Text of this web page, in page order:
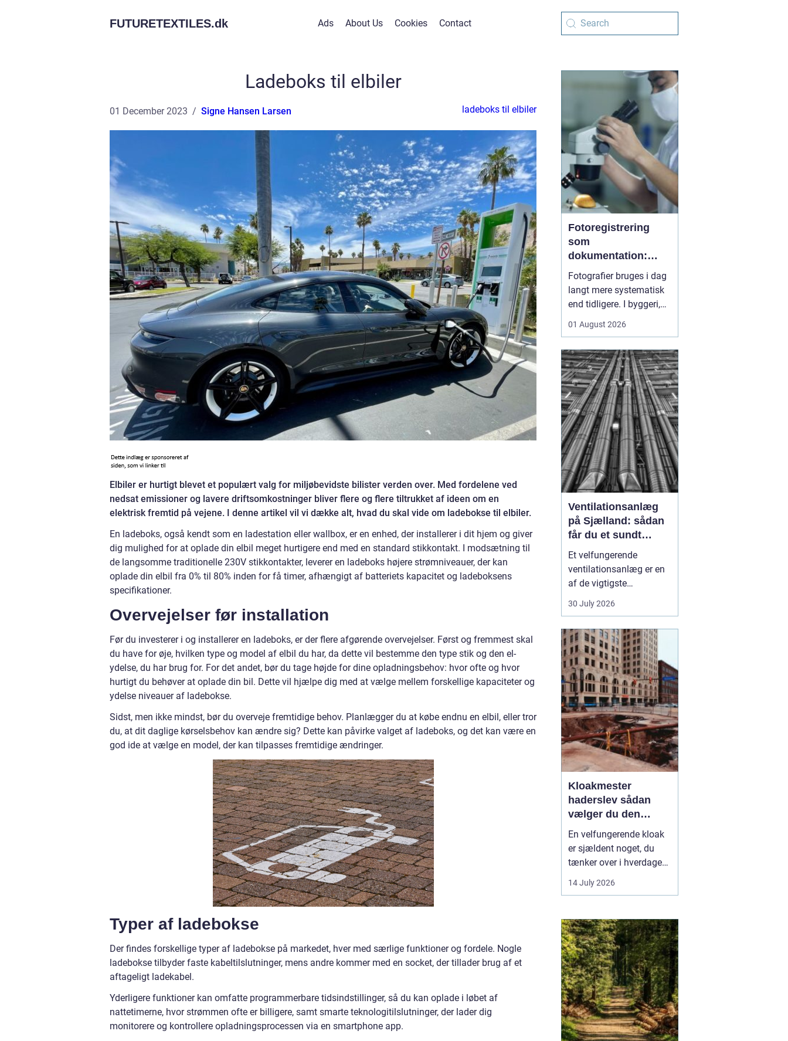
FUTURETEXTILES.dk Ads About Us Cookies Contact
Ladeboks til elbiler
01 December 2023 Signe Hansen Larsen ladeboks til elbiler
Elbiler er hurtigt blevet et populært valg for miljøbevidste bilister verden over. Med fordelene ved
nedsat emissioner og lavere driftsomkostninger bliver flere og flere tiltrukket af ideen om en
elektrisk fremtid på vejene. I denne artikel vil vi dække alt, hvad du skal vide om ladebokse til elbiler.
En ladeboks, også kendt som en ladestation eller wallbox, er en enhed, der installerer i dit hjem og giver
dig mulighed for at oplade din elbil meget hurtigere end med en standard stikkontakt. I modsætning til
de langsomme traditionelle 230V stikkontakter, leverer en ladeboks højere strømniveauer, der kan
oplade din elbil fra 0% til 80% inden for få timer, afhængigt af batteriets kapacitet og ladeboksens
specifikationer.
Overvejelser før installation
Før du investerer i og installerer en ladeboks, er der flere afgørende overvejelser. Først og fremmest skal
du have for øje, hvilken type og model af elbil du har, da dette vil bestemme den type stik og den el-
ydelse, du har brug for. For det andet, bør du tage højde for dine opladningsbehov: hvor ofte og hvor
hurtigt du behøver at oplade din bil. Dette vil hjælpe dig med at vælge mellem forskellige kapaciteter og
ydelse niveauer af ladebokse.
Sidst, men ikke mindst, bør du overveje fremtidige behov. Planlægger du at købe endnu en elbil, eller tror
du, at dit daglige kørselsbehov kan ændre sig? Dette kan påvirke valget af ladeboks, og det kan være en
god ide at vælge en model, der kan tilpasses fremtidige ændringer.
Typer af ladebokse
Der findes forskellige typer af ladebokse på markedet, hver med særlige funktioner og fordele. Nogle
ladebokse tilbyder faste kabeltilslutninger, mens andre kommer med en socket, der tillader brug af et
aftageligt ladekabel.
Yderligere funktioner kan omfatte programmerbare tidsindstillinger, så du kan oplade i løbet af
nattetimerne, hvor strømmen ofte er billigere, samt smarte teknologitilslutninger, der lader dig
monitorere og kontrollere opladningsprocessen via en smartphone app.
Fotoregistrering
som
dokumentation:
sådan skaber
billeder overblik og
tryghed
Fotografier bruges i dag
langt mere systematisk
end tidligere. I byggeri,
arbejdsmiljø arbejder
fotoregistrering somen
fast del af
dokumentation...
01 August 2026
Ventilationsanlæg
på Sjælland: sådan
får du et sundt
indeklima
Et velfungerende
ventilationsanlæg er en
af de vigtigste
forudsætninger for et
sundt og behageligt
boligen eller på
arbejdspladsen bliver
tung, fugtig eller for
varm, påvirker det både
komfo...
30 July 2026
Kloakmester
haderslev sådan
vælger du den
rigtige fagmand
En velfungerende kloak
er sjældent noget, du
tænker over i hverdagen.
Men når vandet
pludselig står i kælderen,
bliver behovet for en
kompetent kloakmester
meget tydeligt. I
Haderslev og omegn er
der flere muligheder,
men...
14 July 2026